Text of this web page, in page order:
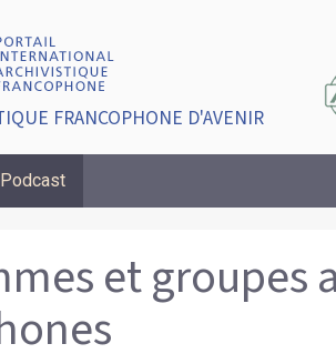
FRANCOPHONE D'AVENIR
Podcast
et groupes